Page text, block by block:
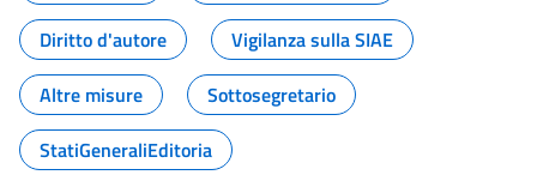
Diritto d'autore
Vigilanza sulla SIAE
Altre misure
Sottosegretario
StatiGeneraliEditoria